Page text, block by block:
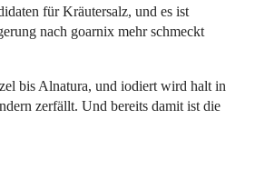
für Kräutersalz, und es ist
nach goarnix mehr schmeckt
bis Alnatura, und iodiert wird halt in
zerfällt. Und bereits damit ist die